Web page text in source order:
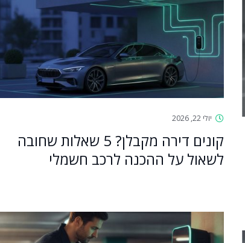
יולי 22, 2026
קונים דירה מקבלן? 5 שאלות שחובה
לשאול על ההכנה לרכב חשמלי